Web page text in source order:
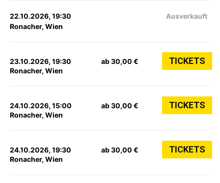
22.10.2026, 19:30
Ronacher, Wien
Ausverkauft
23.10.2026, 19:30
Ronacher, Wien
ab 30,00 € TICKETS
24.10.2026, 15:00
Ronacher, Wien
ab 30,00 € TICKETS
24.10.2026, 19:30
Ronacher, Wien
ab 30,00 € TICKETS